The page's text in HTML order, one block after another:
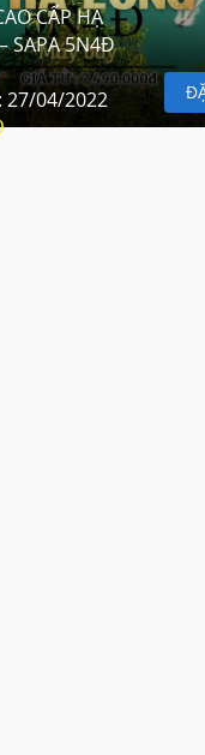
CẤP HẠ
SAPA 5N4Đ
27/04/2022